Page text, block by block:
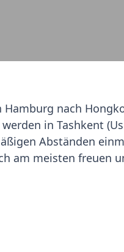
Hamburg nach
in Tashkent
Abständen
am meisten freuen